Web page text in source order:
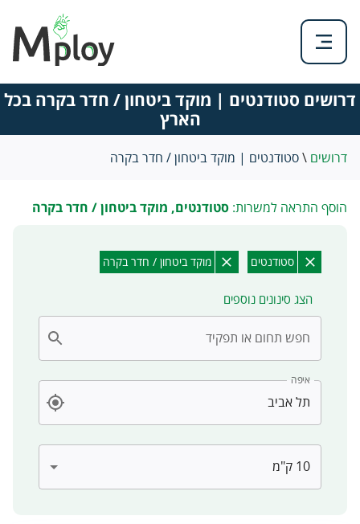
דרושים סטודנטים | מוקד ביטחון / חדר בקרה בכל
הארץ
דרושים \סטודנטים | מוקד ביטחון / חדר בקרה
הוסף התראה למשרות: סטודנטים, מוקד ביטחון / חדר בקרה
סטודנטים מוקד ביטחון / חדר בקרה
הצג סינונים נוספים
חפש תחום או תפקיד
איפה